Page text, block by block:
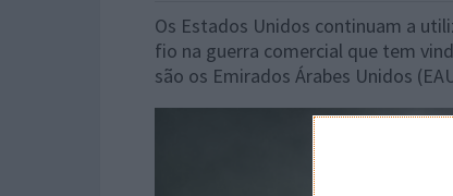
Os Estados Unidos continuam a
fio na guerra comercial que tem
são os Emirados Árabes Unidos